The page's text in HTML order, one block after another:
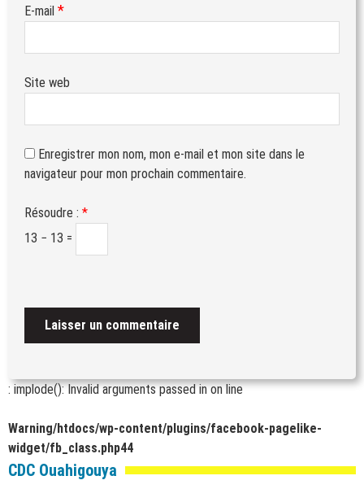
E-mail *
Site web
Enregistrer mon nom, mon e-mail et mon site dans le
navigateur pour mon prochain commentaire.
Résoudre : *
13 − 13 =
: implode(): Invalid arguments passed inon line
Warning/htdocs/wp-content/plugins/facebook-pagelike-
widget/fb_class.php44
CDC Ouahigouya